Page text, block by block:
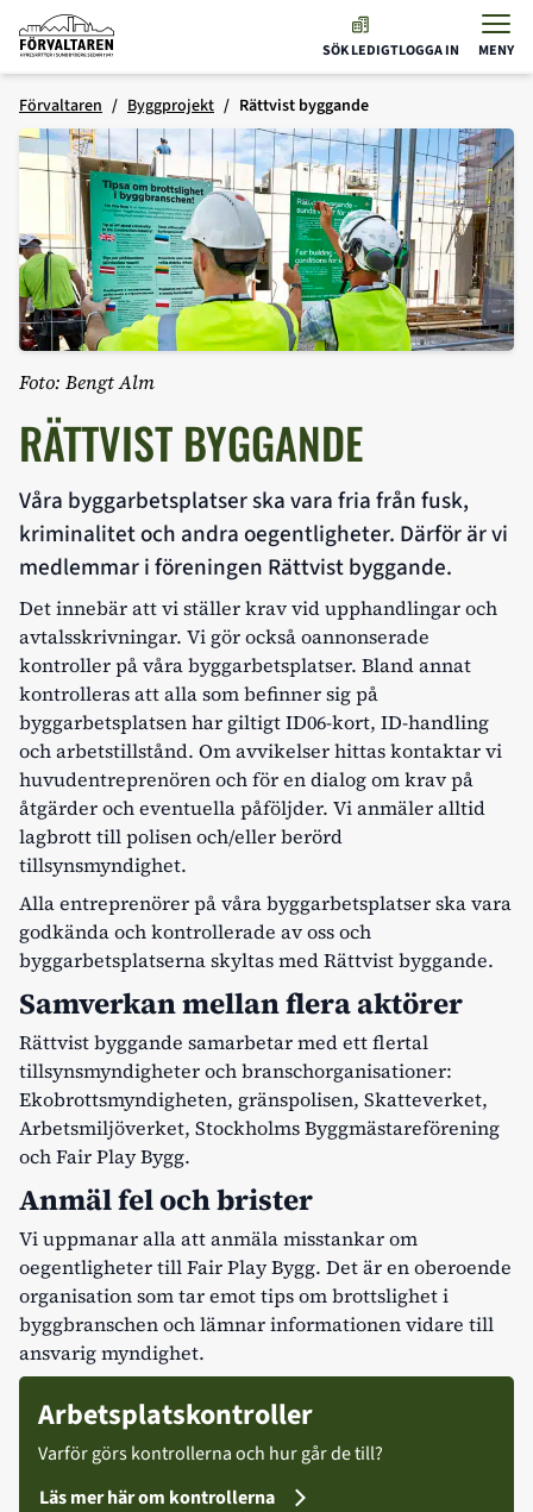
Hoppa till innehåll
Förvaltaren
SÖK LEDIGTLOGGA IN MENY
Förvaltaren Byggprojekt Rättvist byggande
Foto: Bengt Alm
RÄTTVIST BYGGANDE
Våra byggarbetsplatser ska vara fria från fusk,
kriminalitet och andra oegentligheter. Därför är vi
medlemmar i föreningen Rättvist byggande.
Det innebär att vi ställer krav vid upphandlingar och
avtalsskrivningar. Vi gör också oannonserade
kontroller på våra byggarbetsplatser. Bland annat
kontrolleras att alla som befinner sig på
byggarbetsplatsen har giltigt ID06-kort, ID-handling
och arbetstillstånd. Om avvikelser hittas kontaktar vi
huvudentreprenören och för en dialog om krav på
åtgärder och eventuella påföljder. Vi anmäler alltid
lagbrott till polisen och/eller berörd
tillsynsmyndighet.
Alla entreprenörer på våra byggarbetsplatser ska vara
godkända och kontrollerade av oss och
byggarbetsplatserna skyltas med Rättvist byggande.
Samverkan mellan flera aktörer
Rättvist byggande samarbetar med ett flertal
tillsynsmyndigheter och branschorganisationer:
Ekobrottsmyndigheten, gränspolisen, Skatteverket,
Arbetsmiljöverket, Stockholms Byggmästareförening
och Fair Play Bygg.
Anmäl fel och brister
Vi uppmanar alla att anmäla misstankar om
oegentligheter tillFair Play Bygg. Det är en oberoende
organisation som tar emot tips om brottslighet i
byggbranschen och lämnar informationen vidare till
ansvarig myndighet.
Arbetsplatskontroller
Varför görs kontrollerna och hur går de till?
Läs mer här om kontrollerna